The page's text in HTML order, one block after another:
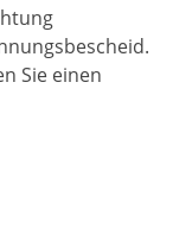
Sie einen